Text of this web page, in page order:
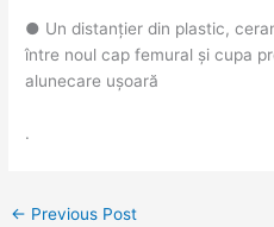
● Un distanțier din plastic,
între noul cap femural și cupa
alunecare ușoară
.
← Previous Post